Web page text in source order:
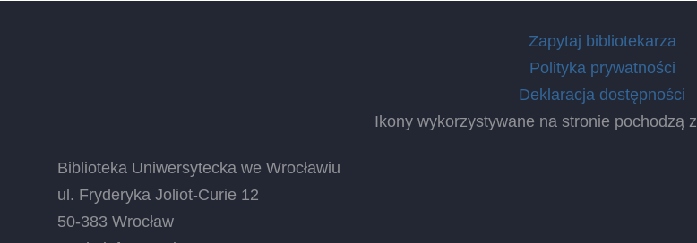
Zapytaj bibliotekarza
Polityka prywatności
Deklaracja dostępności
Ikony wykorzystywane na stronie pochodzą z
Biblioteka Uniwersytecka we Wrocławiu
ul. Fryderyka Joliot-Curie 12
50-383 Wrocław